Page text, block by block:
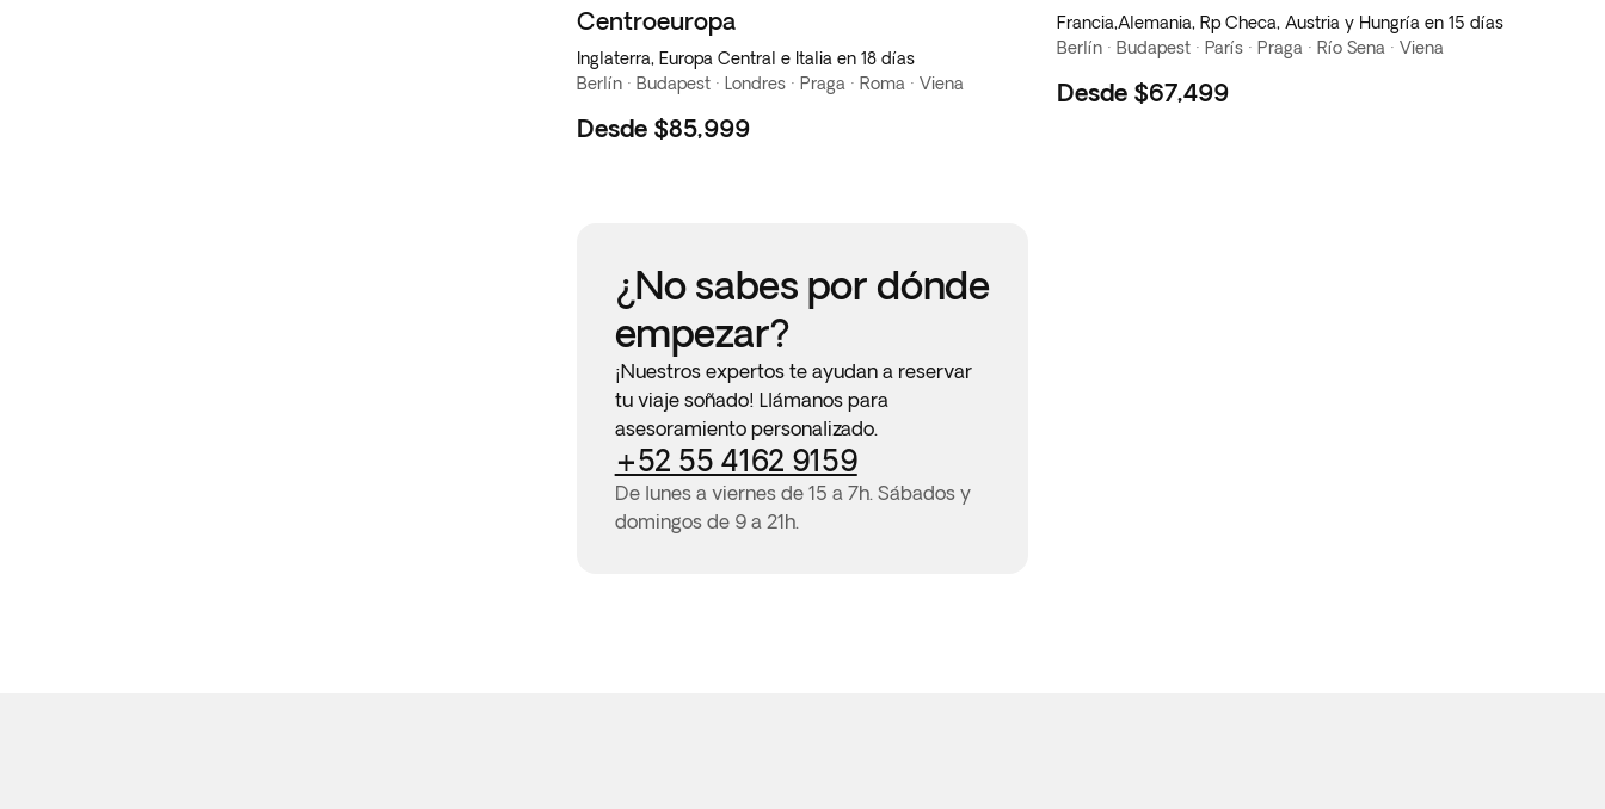
Centroeuropa
Inglaterra, Europa Central e Italia en 18 días
Berlín · Budapest · Londres · Praga · Roma · Viena
Desde $85,999
Francia,Alemania, Rp Checa, Austria y Hungría en 15 días
Berlín · Budapest · París · Praga · Río Sena · Viena
Desde $67,499
¿No sabes por dónde
empezar?
¡Nuestros expertos te ayudan a reservar
tu viaje soñado! Llámanos para
asesoramiento personalizado.
+52 55 4162 9159
De lunes a viernes de 15 a 7h. Sábados y
domingos de 9 a 21h.